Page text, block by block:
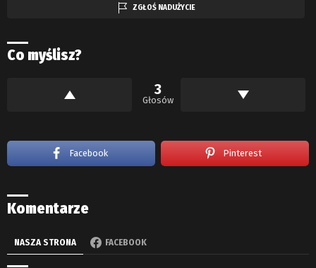
ZGŁOŚ NADUŻYCIE
Co myślisz?
3
Głosów
Facebook Pinterest
Komentarze
NASZA STRONA FACEBOOK